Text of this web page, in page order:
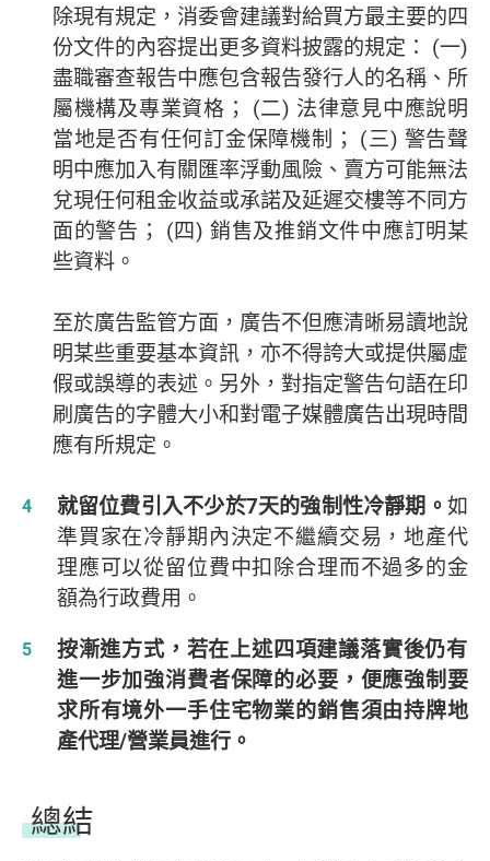
除現有規定，消委會建議對給買方最主要的四
份文件的內容提出更多資料披露的規定： (一)
盡職審查報告中應包含報告發行人的名稱、所
屬機構及專業資格； (二) 法律意見中應說明
當地是否有任何訂金保障機制； (三) 警告聲
明中應加入有關匯率浮動風險、賣方可能無法
兌現任何租金收益或承諾及延遲交樓等不同方
面的警告； (四) 銷售及推銷文件中應訂明某
些資料。
至於廣告監管方面，廣告不但應清晰易讀地說
明某些重要基本資訊，亦不得誇大或提供屬虛
假或誤導的表述。另外，對指定警告句語在印
刷廣告的字體大小和對電子媒體廣告出現時間
應有所規定。
就留位費引入不少於7天的強制性冷靜期。如
準買家在冷靜期內決定不繼續交易，地產代
理應可以從留位費中扣除合理而不過多的金
額為行政費用。
按漸進方式，若在上述四項建議落實後仍有
進一步加強消費者保障的必要，便應強制要
求所有境外一手住宅物業的銷售須由持牌地
產代理/營業員進行。
總結